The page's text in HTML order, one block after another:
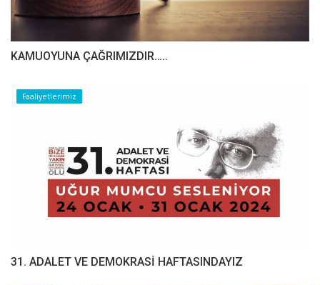
​​​​​​​KAMUOYUNA ÇAĞRIMIZDIR…..
Faaliyetlerimiz
31. ADALET VE DEMOKRASİ HAFTASINDAYIZ